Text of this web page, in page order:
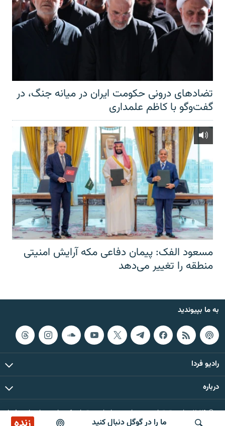
ما را در گوگل دنبال کنید
تضادهای درونی حکومت ایران در میانه جنگ، در
گفت‌‌وگو با کاظم علمداری
مسعود الفک: پیمان دفاعی مکه آرایش امنیتی
منطقه را تغییر می‌دهد
به ما بپیوندید
رادیو فردا
درباره
© ۲۰۲۶ تمام حقوق این وب‌سایت، بر اساس مقررات کپی‌رایت، برای رادیو فردا
محفوظ است.